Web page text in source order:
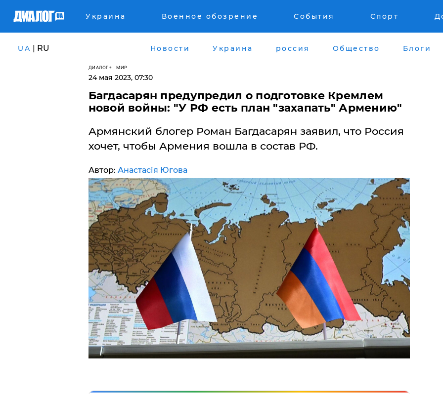
Украина Военное обозрение События Спорт
UA | RU Новости Украина россия Общество Блоги
ДИАЛОГ МИР
24 мая 2023, 07:30
Багдасарян предупредил о подготовке Кремлем
новой войны: "У РФ есть план "захапать" Армению"
Армянский блогер Роман Багдасарян заявил, что Россия
хочет, чтобы Армения вошла в состав РФ.
Автор: Анастасія Югова